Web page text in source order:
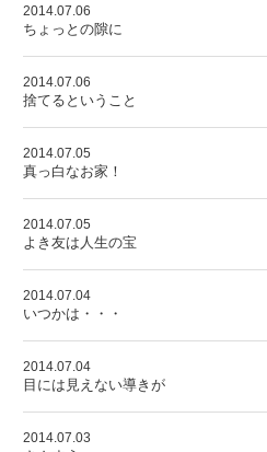
2014.07.06
ちょっとの隙に
2014.07.06
捨てるということ
2014.07.05
真っ白なお家！
2014.07.05
よき友は人生の宝
2014.07.04
いつかは・・・
2014.07.04
目には見えない導きが
2014.07.03